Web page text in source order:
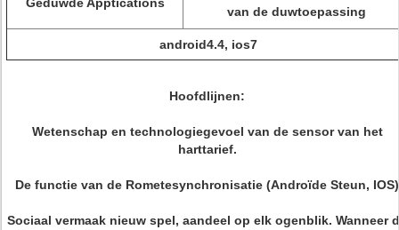
van de duwtoepassing
android4.4, ios7
Hoofdlijnen:
Wetenschap en technologiegevoel van de sensor van het
harttarief.
De functie van de Rometesynchronisatie (Androïde Steun, IOS)
Sociaal vermaak nieuw spel, aandeel op elk ogenblik. Wanneer